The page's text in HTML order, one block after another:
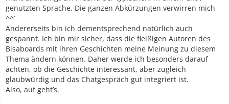
genutzten Sprache. Die ganzen Abkürzungen verwirren mich
^^’
Andererseits bin ich dementsprechend natürlich auch
gespannt. Ich bin mir sicher, dass die fleißigen Autoren des
Bisaboards mit ihren Geschichten meine Meinung zu diesem
Thema ändern können. Daher werde ich besonders darauf
achten, ob die Geschichte interessant, aber zugleich
glaubwürdig und das Chatgespräch gut integriert ist.
Also, auf geht’s.